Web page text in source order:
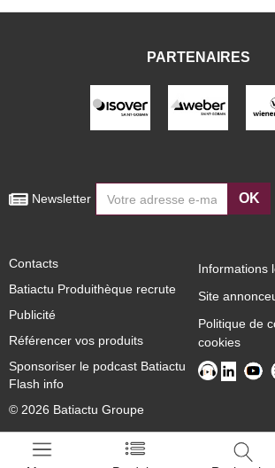
PARTENAIRES
Newsletter OK
Contacts
Batiactu Produithèque recrute
Publicité
Référencer vos produits
Sponsoriser le podcast Batiactu
Flash info
© 2026 Batiactu Groupe
Informations
Site
Politique de
cookies